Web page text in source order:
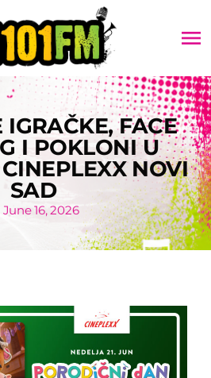
menu
FACE
I POKLONI U
NOVI
SAD
June 16, 2026